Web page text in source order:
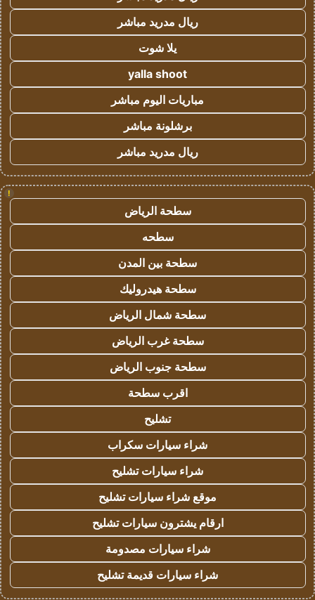
ريال مدريد مباشر
يلا شوت
yalla shoot
مباريات اليوم مباشر
برشلونة مباشر
ريال مدريد مباشر
!
سطحة الرياض
سطحه
سطحة بين المدن
سطحة هيدروليك
سطحة شمال الرياض
سطحة غرب الرياض
سطحة جنوب الرياض
اقرب سطحة
تشليح
شراء سيارات سكراب
شراء سيارات تشليح
موقع شراء سيارات تشليح
ارقام يشترون سيارات تشليح
شراء سيارات مصدومة
شراء سيارات قديمة تشليح